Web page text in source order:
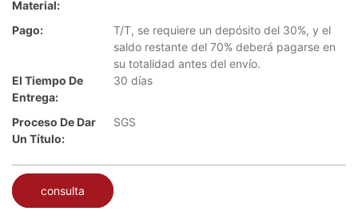
Material:
Pago:
T/T, se requiere un depósito del 30%, y el
saldo restante del 70% deberá pagarse en
su totalidad antes del envío.
El Tiempo De
Entrega:
30 días
Proceso De Dar
Un Título:
SGS
consulta